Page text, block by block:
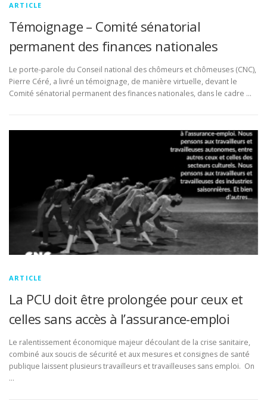
ARTICLE
Témoignage – Comité sénatorial
permanent des finances nationales
Le porte-parole du Conseil national des chômeurs et chômeuses (CNC),
Pierre Céré, a livré un témoignage, de manière virtuelle, devant le
Comité sénatorial permanent des finances nationales, dans le cadre …
ARTICLE
La PCU doit être prolongée pour ceux et
celles sans accès à l’assurance-emploi
Le ralentissement économique majeur découlant de la crise sanitaire,
combiné aux soucis de sécurité et aux mesures et consignes de santé
publique laissent plusieurs travailleurs et travailleuses sans emploi. On
…